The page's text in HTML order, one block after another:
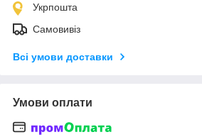
Укрпошта
Самовивіз
Всі умови доставки
Умови оплати